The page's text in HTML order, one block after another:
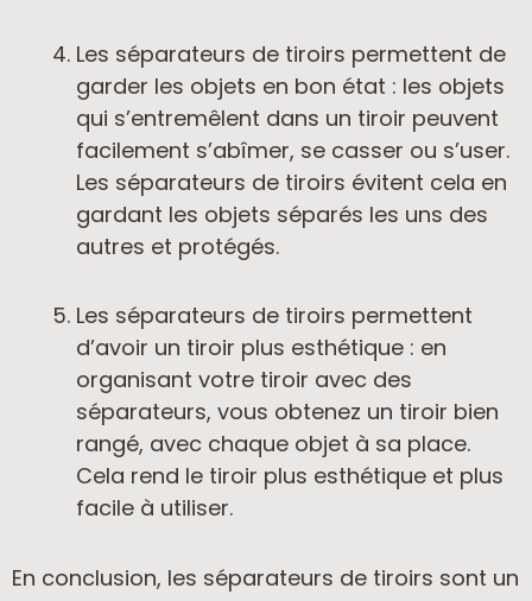
Les séparateurs de tiroirs permettent de
garder les objets en bon état : les objets
qui s’entremêlent dans un tiroir peuvent
facilement s’abîmer, se casser ou s’user.
Les séparateurs de tiroirs évitent cela en
gardant les objets séparés les uns des
autres et protégés.
Les séparateurs de tiroirs permettent
d’avoir un tiroir plus esthétique : en
organisant votre tiroir avec des
séparateurs, vous obtenez un tiroir bien
rangé, avec chaque objet à sa place.
Cela rend le tiroir plus esthétique et plus
facile à utiliser.
En conclusion, les séparateurs de tiroirs sont un